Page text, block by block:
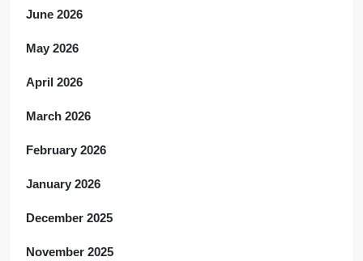
June 2026
May 2026
April 2026
March 2026
February 2026
January 2026
December 2025
November 2025